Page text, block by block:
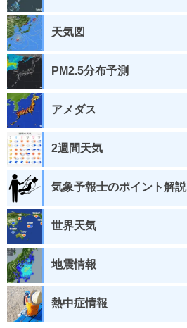
天気図
PM2.5分布予測
アメダス
2週間天気
気象予報士のポイント解説
世界天気
地震情報
熱中症情報